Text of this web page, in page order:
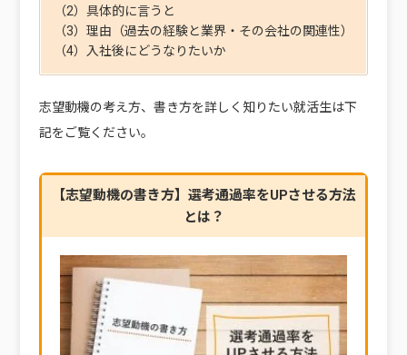
（2）具体的に言うと
（3）理由（過去の経験と業界・その会社の関連性）
（4）入社後にどうなりたいか
志望動機の考え方、書き方を詳しく知りたい就活生は下
記をご覧ください。
【志望動機の書き方】選考通過率をUPさせる方法
とは？